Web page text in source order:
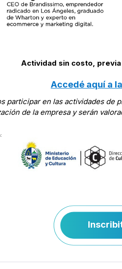
Actividad sin costo, previa
Accedé aquí a
participar en las actividades de
de la empresa y serán